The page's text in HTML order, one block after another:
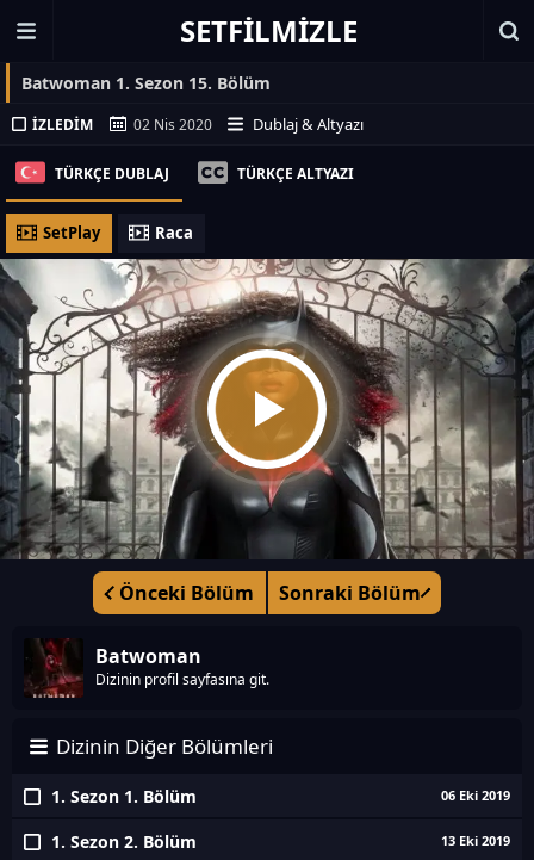
SETFILMIZLE
Batwoman 1. Sezon 15. Bölüm
İZLEDIM 02 Nis 2020 Dublaj & Altyazı
TÜRKÇE DUBLAJ TÜRKÇE ALTYAZI
SetPlay Raca
Önceki Bölüm Sonraki Bölüm
Batwoman
Dizinin profil sayfasına git.
Dizinin Diğer Bölümleri
1. Sezon 1. Bölüm 06 Eki 2019
1. Sezon 2. Bölüm 13 Eki 2019